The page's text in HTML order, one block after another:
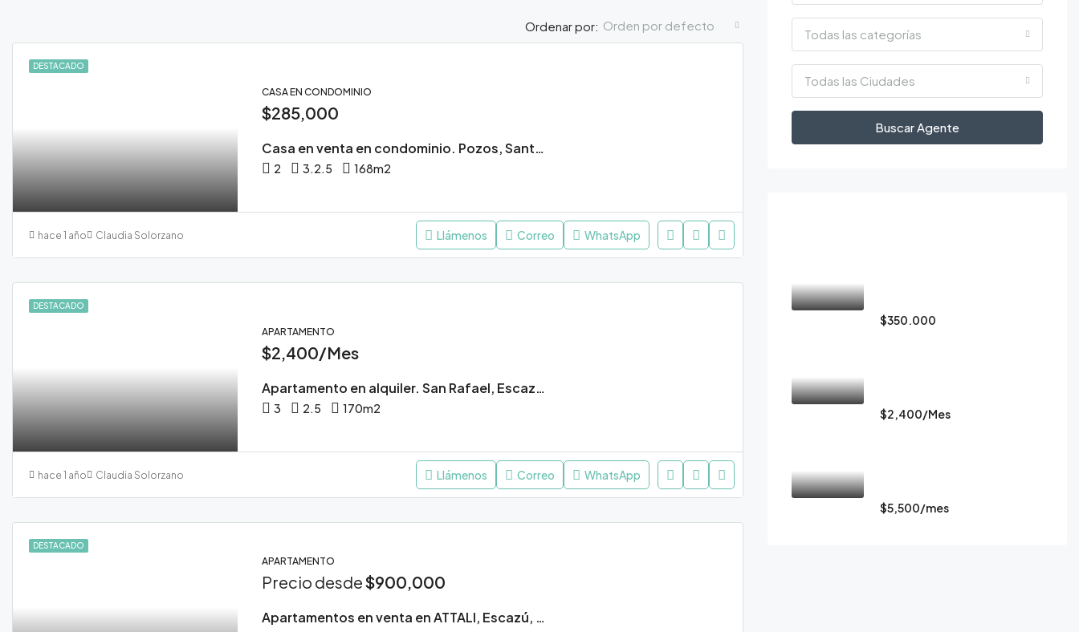
Ordenar por: Orden por defecto
DESTACADO
CASA EN CONDOMINIO
$285,000
Casa en venta en condominio. Pozos, Santa Ana, San José.
2 3.2.5 168m2
hace 1 año Claudia Solorzano Llámenos Correo WhatsApp
DESTACADO
APARTAMENTO
$2,400/Mes
Apartamento en alquiler. San Rafael, Escazú, San José.
3 2.5 170m2
hace 1 año Claudia Solorzano Llámenos Correo WhatsApp
DESTACADO
APARTAMENTO
Precio desde$900,000
Apartamentos en venta en ATTALI, Escazú, San José.
Todas las categorías
Todas las Ciudades
Buscar Agente
$350.000
$2,400/Mes
$5,500/mes